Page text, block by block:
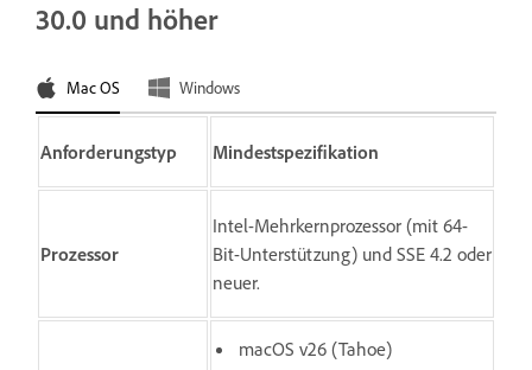
30.0 und höher
Mac OS Windows
Anforderungstyp Mindestspezifikation
Prozessor
Intel-Mehrkernprozessor (mit 64-
Bit-Unterstützung) und SSE 4.2 oder
neuer.
macOS v26 (Tahoe)